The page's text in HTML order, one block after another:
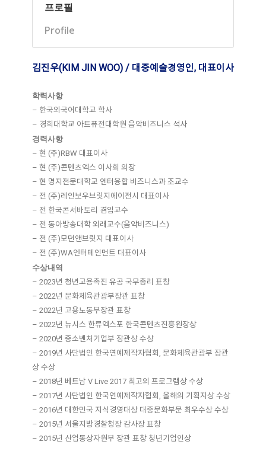
프로필
Profile
김진우(KIM JIN WOO) / 대중예술경영인, 대표이사
학력사항
– 한국외국어대학교 학사
– 경희대학교 아트퓨전대학원 음악비즈니스 석사
경력사항
– 현 (주)RBW 대표이사
– 현 (주)콘텐츠엑스 이사회 의장
– 현 명지전문대학교 엔터융합 비즈니스과 조교수
– 전 (주)레인보우브릿지에이전시 대표이사
– 전 한국콘서바토리 겸임교수
– 전 동아방송대학 외래교수(음악비즈니스)
– 전 (주)모던앤브릿지 대표이사
– 전 (주)WA엔터테인먼트 대표이사
수상내역
– 2023년 청년고용촉진 유공 국무총리 표창
– 2022년 문화체육관광부장관 표창
– 2022년 고용노동부장관 표창
– 2022년 뉴시스 한류엑스포 한국콘텐츠진흥원장상
– 2020년 중소벤처기업부 장관상 수상
– 2019년 사단법인 한국연예제작자협회, 문화체육관광부 장관
상 수상
– 2018년 베트남 V Live 2017 최고의 프로그램상 수상
– 2017년 사단법인 한국연예제작자협회, 올해의 기획자상 수상
– 2016년 대한민국 지식경영대상 대중문화부문 최우수상 수상
– 2015년 서울지방경찰청장 감사장 표창
– 2015년 산업통상자원부 장관 표창 청년기업인상